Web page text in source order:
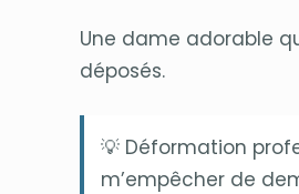
Une dame adorable
déposés.
💡 Déformation
m’empêcher de